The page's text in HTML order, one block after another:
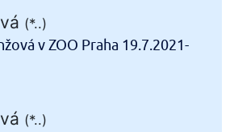
(*..)
v ZOO Praha 19.7.2021-
(*..)